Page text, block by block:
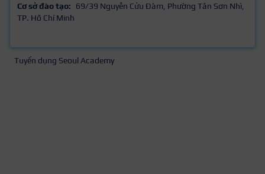
Cơ sở đào tạo:
69/39 Nguyễn Cửu Đàm, Phường Tân Sơn Nhì,
TP. Hồ Chí Minh
Tuyển dụng Seoul Academy